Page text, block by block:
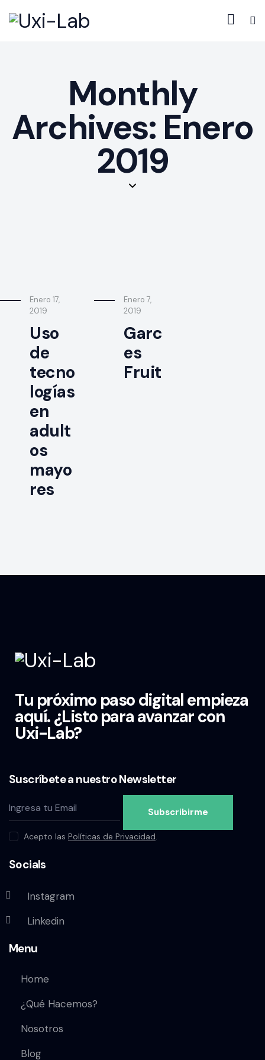
Monthly
Archives: Enero
2019
Enero 17,
2019
Uso
de
tecno
logías
en
adult
os
mayo
res
Enero 7,
2019
Garc
es
Fruit
Tu próximo paso digital empieza
aquí. ¿Listo para avanzar con
Uxi-Lab?
Suscríbete a nuestro Newsletter
Subscribirme
Acepto lasPolíticas de Privacidad.
Socials
Instagram
Linkedin
Menu
Home
¿Qué Hacemos?
Nosotros
Blog